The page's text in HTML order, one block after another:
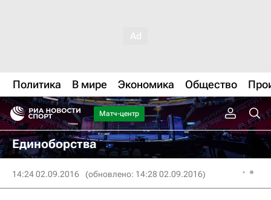
Политика В мире Экономика Общество
Матч-центр
Единоборства
14:24 02.09.2016 (обновлено: 14:28 02.09.2016)